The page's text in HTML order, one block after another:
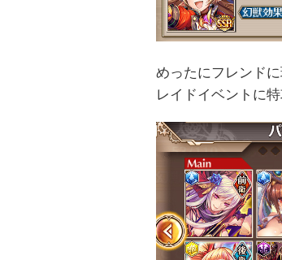
めったにフレンド
レイドイベントに特